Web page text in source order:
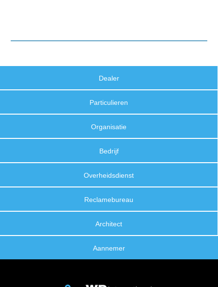
Dealer
Particulieren
Organisatie
Bedrijf
Overheidsdienst
Reclamebureau
Architect
Aannemer